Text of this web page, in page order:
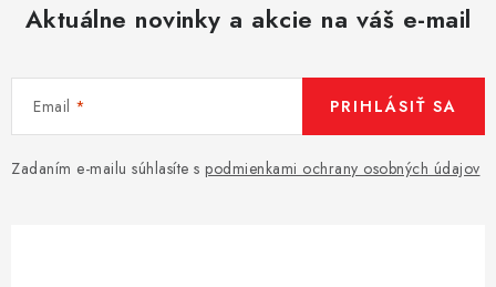
Aktuálne novinky a akcie na váš e-mail
Email
Zadaním e-mailu súhlasíte s podmienkami ochrany osobných údajov
PRIHLÁSIŤ SA